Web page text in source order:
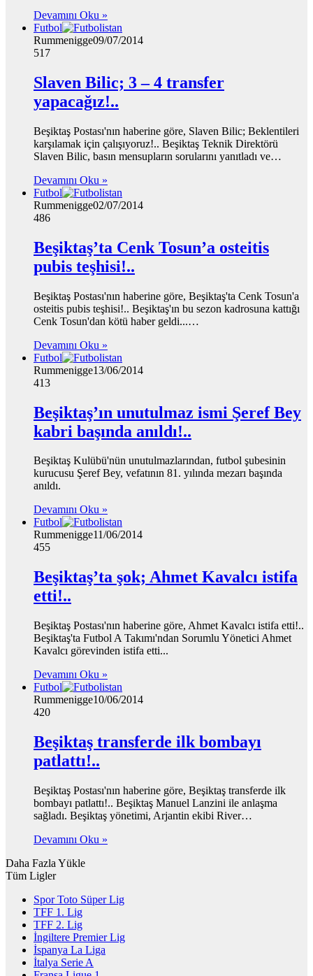
Devamını Oku »
Futbol
Rummenigge09/07/2014
517
Slaven Bilic; 3 – 4 transfer
yapacağız!..
Beşiktaş Postası'nın haberine göre, Slaven Bilic; Beklentileri
karşılamak için çalışıyoruz!.. Beşiktaş Teknik Direktörü
Slaven Bilic, basın mensupların sorularını yanıtladı ve…
Devamını Oku »
Futbol
Rummenigge02/07/2014
486
Beşiktaş’ta Cenk Tosun’a osteitis
pubis teşhisi!..
Beşiktaş Postası'nın haberine göre, Beşiktaş'ta Cenk Tosun'a
osteitis pubis teşhisi!.. Beşiktaş'ın bu sezon kadrosuna kattığı
Cenk Tosun'dan kötü haber geldi...…
Devamını Oku »
Futbol
Rummenigge13/06/2014
413
Beşiktaş’ın unutulmaz ismi Şeref Bey
kabri başında anıldı!..
Beşiktaş Kulübü'nün unutulmazlarından, futbol şubesinin
kurucusu Şeref Bey, vefatının 81. yılında mezarı başında
anıldı.
Devamını Oku »
Futbol
Rummenigge11/06/2014
455
Beşiktaş’ta şok; Ahmet Kavalcı istifa
etti!..
Beşiktaş Postası'nın haberine göre, Ahmet Kavalcı istifa etti!..
Beşiktaş'ta Futbol A Takımı'ndan Sorumlu Yönetici Ahmet
Kavalcı görevinden istifa etti...
Devamını Oku »
Futbol
Rummenigge10/06/2014
420
Beşiktaş transferde ilk bombayı
patlattı!..
Beşiktaş Postası'nın haberine göre, Beşiktaş transferde ilk
bombayı patlattı!.. Beşiktaş Manuel Lanzini ile anlaşma
sağladı. Beşiktaş yönetimi, Arjantin ekibi River…
Devamını Oku »
Daha Fazla Yükle
Tüm Ligler
Spor Toto Süper Lig
TFF 1. Lig
TFF 2. Lig
İngiltere Premier Lig
İspanya La Liga
İtalya Serie A